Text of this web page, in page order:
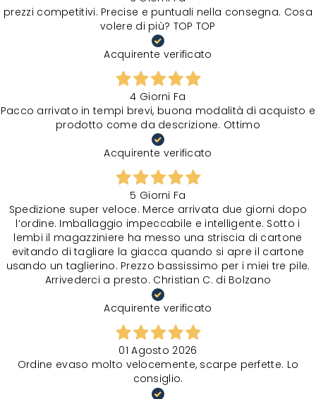
prezzi competitivi. Precise e puntuali nella consegna. Cosa
volere di più? TOP TOP
Acquirente verificato
4 Giorni Fa
Pacco arrivato in tempi brevi, buona modalità di acquisto e
prodotto come da descrizione. Ottimo
Acquirente verificato
5 Giorni Fa
Spedizione super veloce. Merce arrivata due giorni dopo
l‘ordine. Imballaggio impeccabile e intelligente. Sotto i
lembi il magazziniere ha messo una striscia di cartone
evitando di tagliare la giacca quando si apre il cartone
usando un taglierino. Prezzo bassissimo per i miei tre pile.
Arrivederci a presto. Christian C. di Bolzano
Acquirente verificato
01 Agosto 2026
Ordine evaso molto velocemente, scarpe perfette. Lo
consiglio.